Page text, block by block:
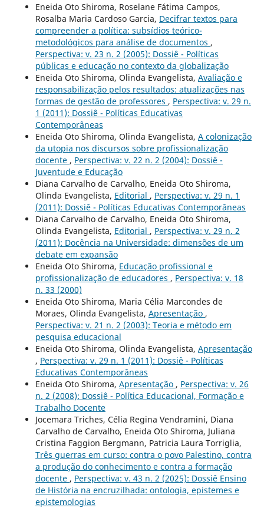
Eneida Oto Shiroma, Roselane Fátima Campos,
Rosalba Maria Cardoso Garcia, Decifrar textos para
compreender a política: subsídios teórico-
metodológicos para análise de documentos ,
Perspectiva: v. 23 n. 2 (2005): Dossiê - Políticas
públicas e educação no contexto da globalização
Eneida Oto Shiroma, Olinda Evangelista, Avaliação e
responsabilização pelos resultados: atualizações nas
formas de gestão de professores , Perspectiva: v. 29 n.
1 (2011): Dossiê - Políticas Educativas
Contemporâneas
Eneida Oto Shiroma, Olinda Evangelista, A colonização
da utopia nos discursos sobre profissionalização
docente , Perspectiva: v. 22 n. 2 (2004): Dossiê -
Juventude e Educação
Diana Carvalho de Carvalho, Eneida Oto Shiroma,
Olinda Evangelista, Editorial , Perspectiva: v. 29 n. 1
(2011): Dossiê - Políticas Educativas Contemporâneas
Diana Carvalho de Carvalho, Eneida Oto Shiroma,
Olinda Evangelista, Editorial , Perspectiva: v. 29 n. 2
(2011): Docência na Universidade: dimensões de um
debate em expansão
Eneida Oto Shiroma, Educação profissional e
profissionalização de educadores , Perspectiva: v. 18
n. 33 (2000)
Eneida Oto Shiroma, Maria Célia Marcondes de
Moraes, Olinda Evangelista, Apresentação ,
Perspectiva: v. 21 n. 2 (2003): Teoria e método em
pesquisa educacional
Eneida Oto Shiroma, Olinda Evangelista, Apresentação
, Perspectiva: v. 29 n. 1 (2011): Dossiê - Políticas
Educativas Contemporâneas
Eneida Oto Shiroma, Apresentação , Perspectiva: v. 26
n. 2 (2008): Dossiê - Política Educacional, Formação e
Trabalho Docente
Jocemara Triches, Célia Regina Vendramini, Diana
Carvalho de Carvalho, Eneida Oto Shiroma, Juliana
Cristina Faggion Bergmann, Patricia Laura Torriglia,
Três guerras em curso: contra o povo Palestino, contra
a produção do conhecimento e contra a formação
docente , Perspectiva: v. 43 n. 2 (2025): Dossiê Ensino
de História na encruzilhada: ontologia, epistemes e
epistemologias